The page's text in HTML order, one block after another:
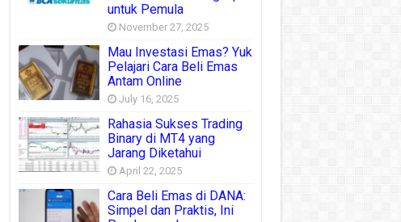
untuk Pemula
November 27, 2025
Mau Investasi Emas? Yuk
Pelajari Cara Beli Emas
Antam Online
July 16, 2025
Rahasia Sukses Trading
Binary di MT4 yang
Jarang Diketahui
April 22, 2025
Cara Beli Emas di DANA:
Simpel dan Praktis, Ini